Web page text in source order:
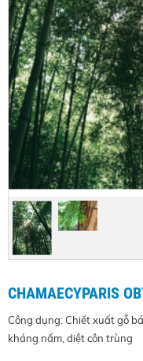
CHAMAECYPARIS
Công dụng: Chiết xuất gỗ
kháng nấm, diệt côn trùng